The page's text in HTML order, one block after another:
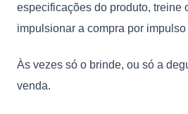
especificações do produto, treine
impulsionar a compra por
Às vezes só o brinde, ou só a
venda.